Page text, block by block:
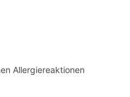
Allergiereaktionen